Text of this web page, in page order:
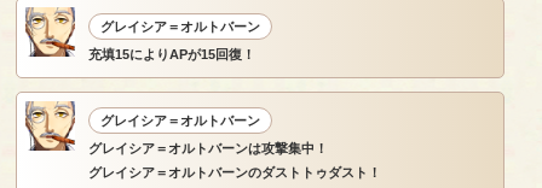
グレイシア＝オルトバーン
充填15によりAPが15回復！
グレイシア＝オルトバーン
グレイシア＝オルトバーンは攻撃集中！
グレイシア＝オルトバーンのダストトゥダスト！